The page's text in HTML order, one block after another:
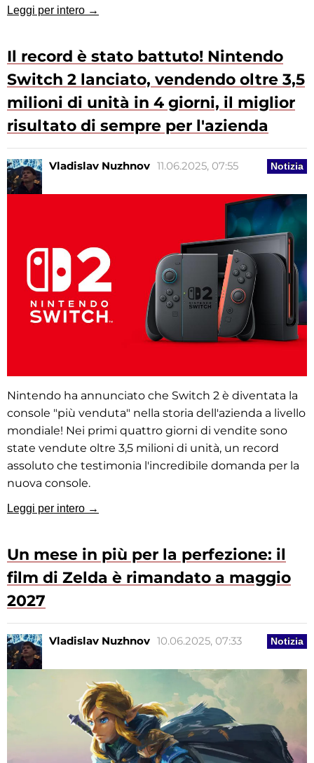
Leggi per intero →
Il record è stato battuto! Nintendo
Switch 2 lanciato, vendendo oltre 3,5
milioni di unità in 4 giorni, il miglior
risultato di sempre per l'azienda
Notizia
Vladislav Nuzhnov 11.06.2025, 07:55
Nintendo ha annunciato che Switch 2 è diventata la
console "più venduta" nella storia dell'azienda a livello
mondiale! Nei primi quattro giorni di vendite sono
state vendute oltre 3,5 milioni di unità, un record
assoluto che testimonia l'incredibile domanda per la
nuova console.
Leggi per intero →
Un mese in più per la perfezione: il
film di Zelda è rimandato a maggio
2027
Notizia
Vladislav Nuzhnov 10.06.2025, 07:33